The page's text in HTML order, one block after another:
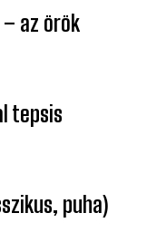
– az örök
tepsis
puha)